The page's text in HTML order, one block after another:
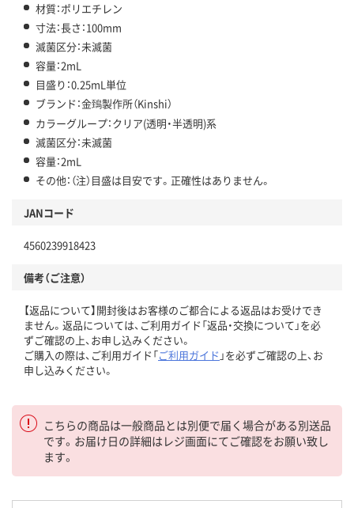
材質：ポリエチレン
寸法：長さ：100mm
滅菌区分：未滅菌
容量：2mL
目盛り：0.25mL単位
ブランド：金鵄製作所（Kinshi）
カラーグループ：クリア(透明・半透明)系
滅菌区分：未滅菌
容量：2mL
その他：（注）目盛は目安です。正確性はありません。
JANコード
4560239918423
備考（ご注意）
【返品について】開封後はお客様のご都合による返品はお受けでき
ません。返品については、ご利用ガイド「返品・交換について」を必
ずご確認の上、お申し込みください。
ご購入の際は、ご利用ガイド「ご利用ガイド 」を必ずご確認の上、お
申し込みください。
こちらの商品は一般商品とは別便で届く場合がある別送品
です。お届け日の詳細はレジ画面にてご確認をお願い致し
ます。